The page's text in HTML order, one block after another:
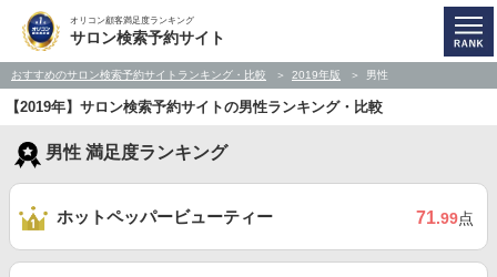
オリコン顧客満足度ランキング
サロン検索予約サイト
おすすめのサロン検索予約サイトランキング・比較 2019年版 男性
【2019年】サロン検索予約サイトの男性ランキング・比較
男性 満足度ランキング
ホットペッパービューティー 71.99点